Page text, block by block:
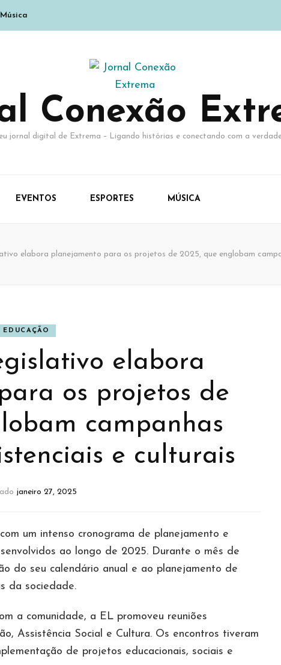
Música
Conexão
jornal digital de Extrema – Ligando histórias e conectando com a
EVENTOS ESPORTES MÚSICA
elabora planejamento para os projetos de 2025, que englobam
EDUCAÇÃO
elabora
os projetos de
campanhas
e culturais
janeiro 27, 2025
um intenso cronograma de planejamento e
ao longo de 2025. Durante o mês de
do seu calendário anual e ao planejamento de
da sociedade.
a comunidade, a EL promoveu reuniões
Assistência Social e Cultura. Os encontros tiveram
de projetos educacionais, sociais e